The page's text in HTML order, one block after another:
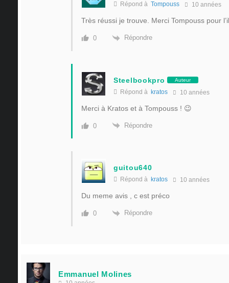
Répond à Tompouss 10 années
Très réussi je trouve. Merci Tompouss pour
0 Répondre
Steelbookpro Auteur
Répond à kratos 10 années
Merci à Kratos et à Tompouss ! 😉
0 Répondre
guitou640
Répond à kratos 10 années
Du meme avis , c est préco
0 Répondre
Emmanuel Molines